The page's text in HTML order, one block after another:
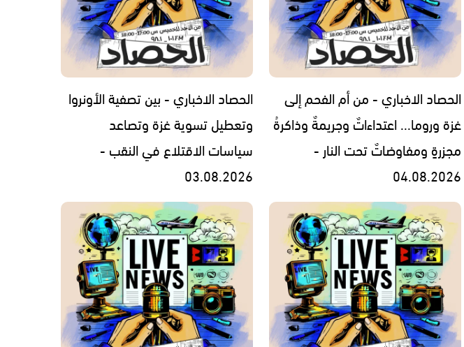
الحصاد الاخباري - من أم الفحم إلى
غزة وروما... اعتداءاتٌ وجريمةٌ وذاكرةُ
مجزرةٍ ومفاوضاتٌ تحت النار -
04.08.2026
الحصاد الاخباري - بين تصفية الأونروا
وتعطيل تسوية غزة وتصاعد
سياسات الاقتلاع في النقب -
03.08.2026